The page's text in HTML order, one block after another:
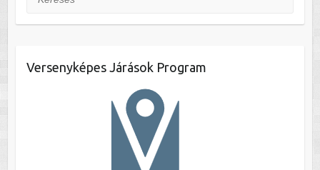
Versenyképes Járások Program